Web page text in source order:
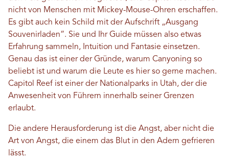
nicht von Menschen mit Mickey-Mouse-Ohren erschaffen.
Es gibt auch kein Schild mit der Aufschrift „Ausgang
Souvenirladen“. Sie und Ihr Guide müssen also etwas
Erfahrung sammeln, Intuition und Fantasie einsetzen.
Genau das ist einer der Gründe, warum Canyoning so
beliebt ist und warum die Leute es hier so gerne machen.
Capitol Reef ist einer der Nationalparks in Utah, der die
Anwesenheit von Führern innerhalb seiner Grenzen
erlaubt.
Die andere Herausforderung ist die Angst, aber nicht die
Art von Angst, die einem das Blut in den Adern gefrieren
lässt.